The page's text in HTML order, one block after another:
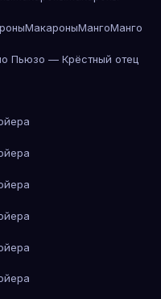
МакароныМангоМанго
Пьюзо — Крёстный отец